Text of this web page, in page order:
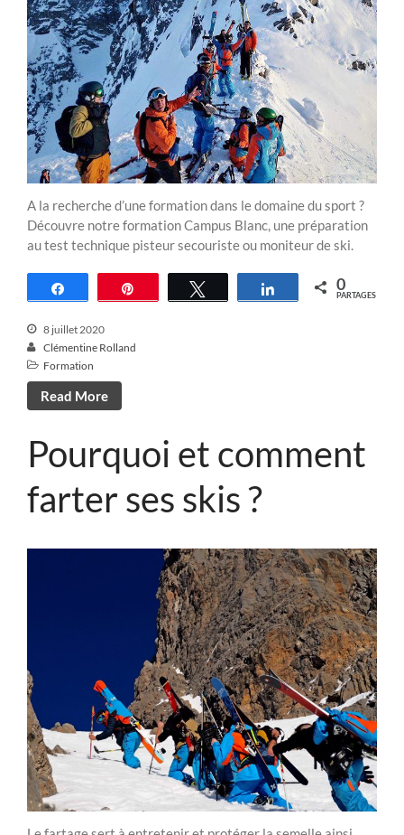
A la recherche d’une formation dans le domaine du sport ?
Découvre notre formation Campus Blanc, une préparation
au test technique pisteur secouriste ou moniteur de ski.
Partagez Tweetez Partagez 0
PARTAGES
8 juillet 2020
Clémentine Rolland
Formation
Read More
Pourquoi et comment
farter ses skis ?